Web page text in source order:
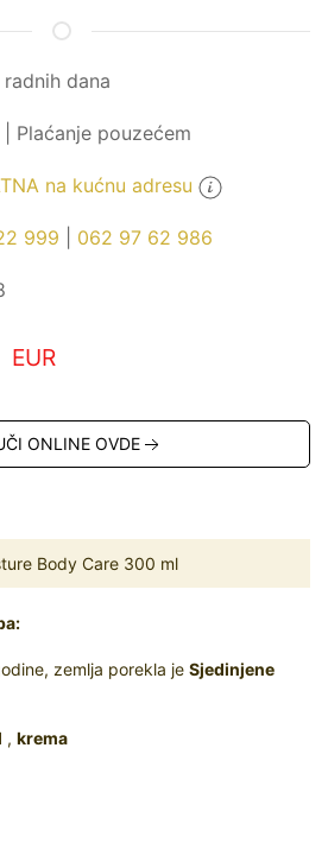
radnih dana
Plaćanje pouzećem
na kućnu adresu
999 062 97 62 986
EUR
ONLINE OVDE
Body Care 300 ml
zemlja porekla je Sjedinjene
, krema